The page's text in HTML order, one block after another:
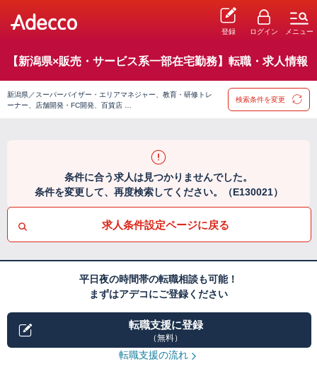
登録 ログイン メニュー
【新潟県×販売・サービス系一部在宅勤務】転職・求人情報
新潟県／スーパーバイザー・エリアマネジャー、教育・研修トレ
ーナー、店舗開発・FC開発、百貨店 …
検索条件を変更
条件に合う求人は見つかりませんでした。
条件を変更して、再度検索してください。（E130021）
求人条件設定ページに戻る
平日夜の時間帯の転職相談も可能！
まずはアデコにご登録ください
転職支援に登録
（無料）
転職支援の流れ